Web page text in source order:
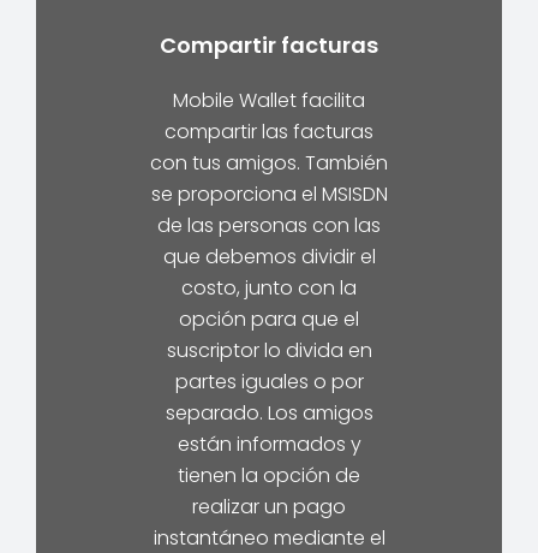
Compartir facturas
Mobile Wallet facilita
compartir las facturas
con tus amigos. También
se proporciona el MSISDN
de las personas con las
que debemos dividir el
costo, junto con la
opción para que el
suscriptor lo divida en
partes iguales o por
separado. Los amigos
están informados y
tienen la opción de
realizar un pago
instantáneo mediante el